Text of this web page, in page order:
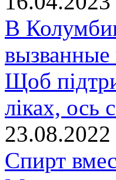
В
вызванные
Щоб
ліках, ось
Спирт